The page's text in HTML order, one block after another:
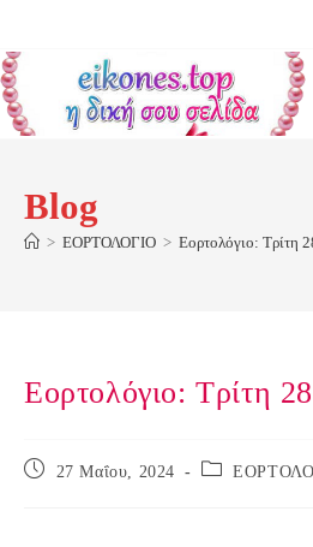
content
Blog
> ΕΟΡΤΟΛΟΓΙΟ > Εορτολόγιο: Τρίτη
Εορτολόγιο: Τρίτη
Post
27 Μαΐου, 2024
Post